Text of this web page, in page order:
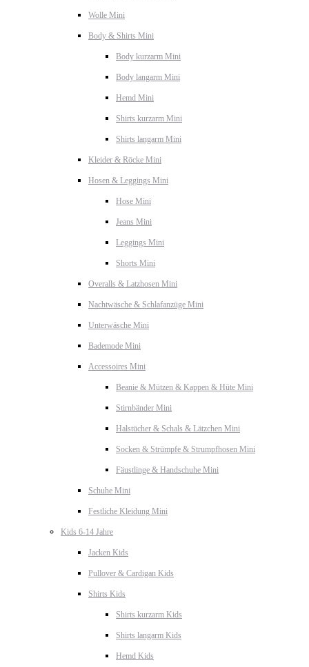
Wolle Mini
Body & Shirts Mini
Body kurzarm Mini
Body langarm Mini
Hemd Mini
Shirts kurzarm Mini
Shirts langarm Mini
Kleider & Röcke Mini
Hosen & Leggings Mini
Hose Mini
Jeans Mini
Leggings Mini
Shorts Mini
Overalls & Latzhosen Mini
Nachtwäsche & Schlafanzüge Mini
Unterwäsche Mini
Bademode Mini
Accessoires Mini
Beanie & Mützen & Kappen & Hüte Mini
Stirnbänder Mini
Halstücher & Schals & Lätzchen Mini
Socken & Strümpfe & Strumpfhosen Mini
Fäustlinge & Handschuhe Mini
Schuhe Mini
Festliche Kleidung Mini
Kids 6-14 Jahre
Jacken Kids
Pullover & Cardigan Kids
Shirts Kids
Shirts kurzarm Kids
Shirts langarm Kids
Hemd Kids